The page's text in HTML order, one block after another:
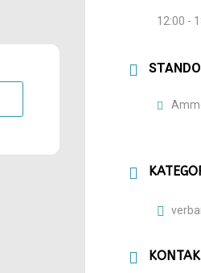
12:00 -